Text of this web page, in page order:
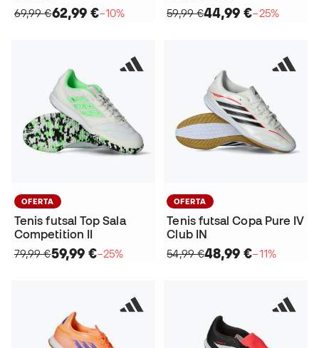
69,99 €62,99 €−10%
59,99 €44,99 €−25%
OFERTA
Tenis futsal Top Sala
Competition II
79,99 €59,99 €−25%
OFERTA
Tenis futsal Copa Pure IV
Club IN
54,99 €48,99 €−11%